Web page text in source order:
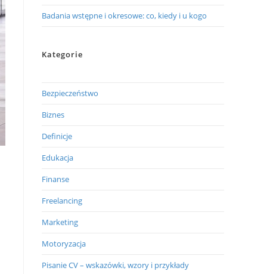
Badania wstępne i okresowe: co, kiedy i u kogo
Kategorie
Bezpieczeństwo
Biznes
Definicje
Edukacja
Finanse
Freelancing
Marketing
Motoryzacja
Pisanie CV – wskazówki, wzory i przykłady